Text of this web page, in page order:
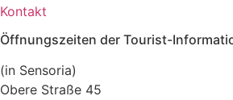
Kontakt
Öffnungszeiten der Tourist-
(in Sensoria)
Obere Straße 45